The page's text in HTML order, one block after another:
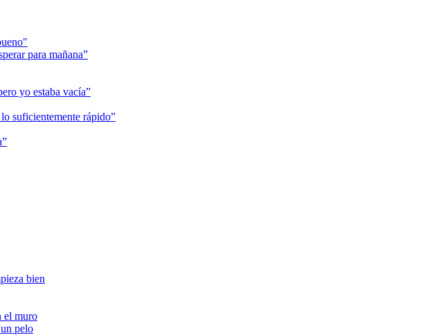
para mañana”
yo estaba vacía”
suficientemente rápido”
bien
el muro
pelo